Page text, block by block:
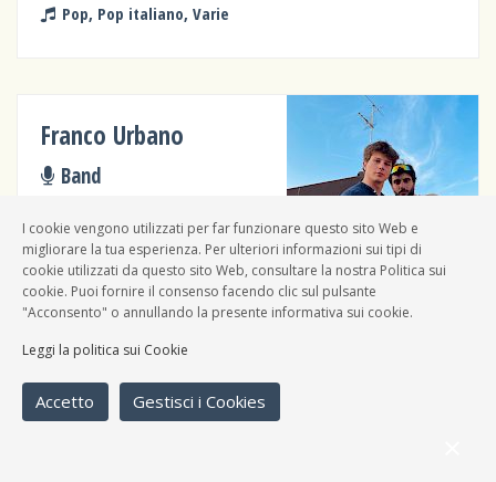
Pop, Pop italiano, Varie
Franco Urbano
Band
Federico Gabriotti
Solista
I cookie vengono utilizzati per far funzionare questo sito Web e
migliorare la tua esperienza. Per ulteriori informazioni sui tipi di
cookie utilizzati da questo sito Web, consultare la nostra Politica sui
cookie. Puoi fornire il consenso facendo clic sul pulsante
"Acconsento" o annullando la presente informativa sui cookie.
Leggi la politica sui Cookie
Accetto Gestisci i Cookies